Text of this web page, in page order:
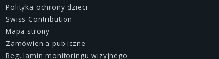
Polityka ochrony dzieci
Swiss Contribution
Mapa strony
Zamówienia publiczne
Regulamin monitoringu wizyjnego